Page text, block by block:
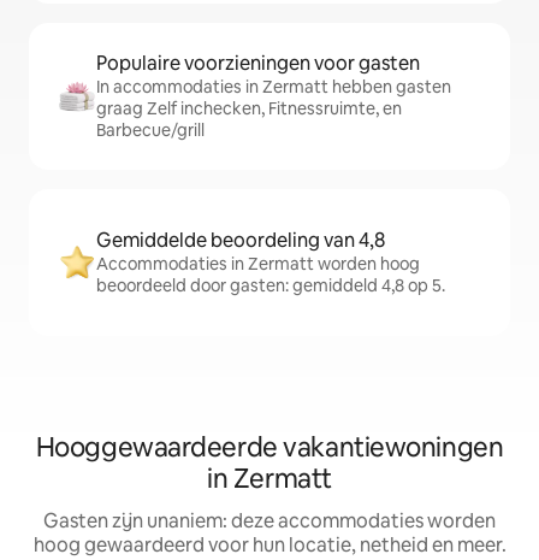
Populaire voorzieningen voor gasten
In accommodaties in Zermatt hebben gasten
graag Zelf inchecken, Fitnessruimte, en
Barbecue/grill
Gemiddelde beoordeling van 4,8
Accommodaties in Zermatt worden hoog
beoordeeld door gasten: gemiddeld 4,8 op 5.
Hooggewaardeerde vakantiewoningen
in Zermatt
Gasten zijn unaniem: deze accommodaties worden
hoog gewaardeerd voor hun locatie, netheid en meer.